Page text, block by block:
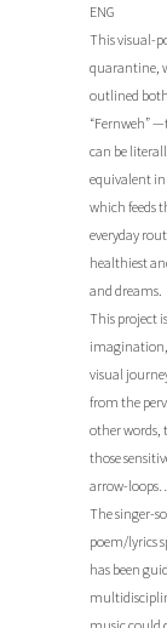
ENG
This visual-
quarantine,
outlined
“Fernweh”
can be
equivalent
which feeds
everyday
healthiest
and dreams.
This project
imagination,
visual
from the
other words,
those
arrow-
The singer-
poem/lyrics
has been